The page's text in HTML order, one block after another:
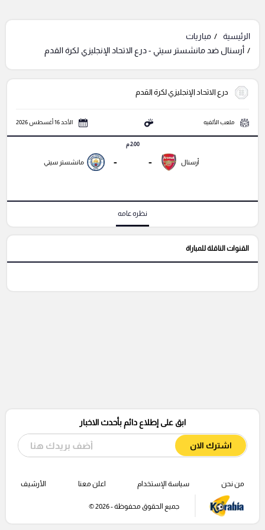
الرئيسية
مباريات
أرسنال ضد مانشستر سيتي - درع الاتحاد الإنجليزي لكرة القدم
درع الاتحاد الإنجليزي لكرة القدم
ملعب الألفيه الأحد 16 أغسطس 2026
أرسنال -
2:00 م
- مانشستر سيتي
نظره عامه
القنوات الناقلة للمباراة
ابق على إطلاع دائم بأحدث الاخبار
اشترك الان
من نحن سياسة الإستخدام اعلن معنا الأرشيف
جميع الحقوق محفوظة - 2026 ©